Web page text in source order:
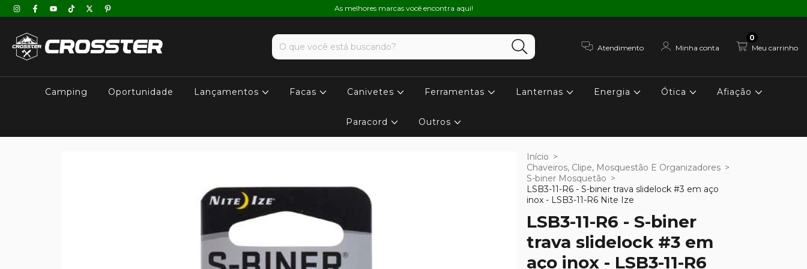
As melhores marcas você encontra aqui!
Atendimento Minha conta Meu carrinho
0
Camping Oportunidade Lançamentos Facas Canivetes Ferramentas Lanternas Energia Ótica Afiação
Paracord Outros
Início >
Chaveiros, Clipe, Mosquestão E Organizadores >
S-biner Mosquetão >
LSB3-11-R6 - S-biner trava slidelock #3 em aço
inox - LSB3-11-R6 Nite Ize
LSB3-11-R6 - S-biner
trava slidelock #3 em
aço inox - LSB3-11-R6